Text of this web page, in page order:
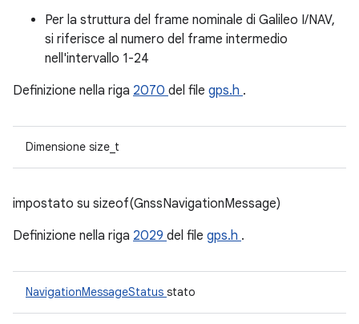
Per la struttura del frame nominale di Galileo I/NAV,
si riferisce al numero del frame intermedio
nell'intervallo 1-24
Definizione nella riga 2070 del file gps.h .
Dimensione size_t
impostato su sizeof(GnssNavigationMessage)
Definizione nella riga 2029 del file gps.h .
NavigationMessageStatus stato